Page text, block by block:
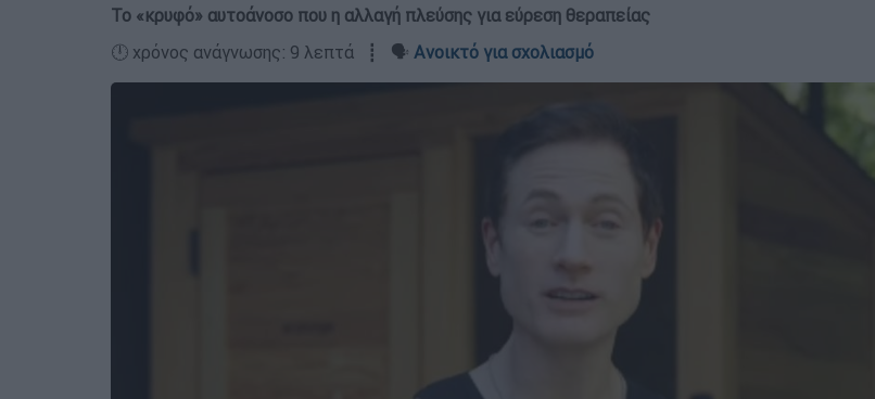
Το «κρυφό» αυτοάνοσο που η αλλαγή πλεύσης για εύρεση θεραπείας
🕛 χρόνος ανάγνωσης: 9 λεπτά ┋ 🗣️ Ανοικτό για σχολιασμό